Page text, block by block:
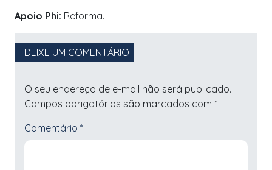
Apoio Phi: Reforma.
DEIXE UM COMENTÁRIO
O seu endereço de e-mail não será publicado.
Campos obrigatórios são marcados com *
Comentário *